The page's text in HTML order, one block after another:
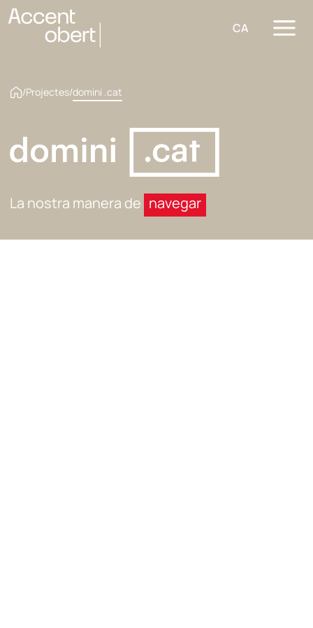
CA
/Projectes/domini .cat
La nostra manera de navegar